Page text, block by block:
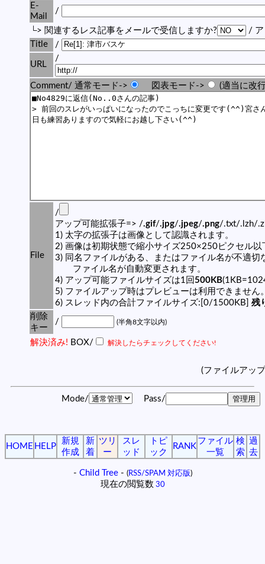
E-
Mail
/
└> 関連するレス記事をメールで受信しますか?
/ ア
Title
/
URL
/
Comment/ 通常モード-> 図表モード-> (適当に改
File
/
アップ可能拡張子=> /.gif/.jpg/.jpeg/.png/.txt/.lzh/
1) 太字の拡張子は画像として認識されます。
2) 画像は初期状態で縮小サイズ250×250ピクセル以
3) 同名ファイルがある、またはファイル名が不適切
ファイル名が自動変更されます。
4) アップ可能ファイルサイズは1回 500KB
5) ファイルアップ時はプレビューは利用できません
6) スレッド内の合計ファイルサイズ:[0/1500KB] 残
削除
キー
/ (半角8文字以内)
解決済み! BOX/ 解決したらチェックしてください!
(ファイルアッ
Mode/ Pass/
HOME HELP
新規
作成
新
着
ツリ
ー
スレ
ッド
トピ
ック
RANK
ファイル
一覧
検
索
過
去
- Child Tree- (RSS/SPAM 対応版)
現在の閲覧数 30